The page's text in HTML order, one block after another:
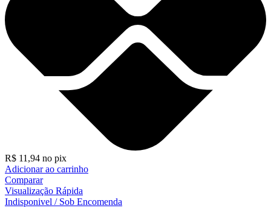
R$ 11,94 no pix
Adicionar ao carrinho
Comparar
Visualização Rápida
Indisponivel / Sob Encomenda